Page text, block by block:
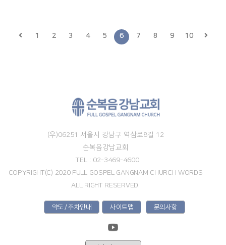
1 2 3 4 5 6 7 8 9 10
(우)06251 서울시 강남구 역삼로8길 12
순복음강남교회
TEL : 02-3469-4600
COPYRIGHT(C) 2020 FULL GOSPEL GANGNAM CHURCH WORDS
ALL RIGHT RESERVED.
약도 / 주차안내 사이트맵 문의사항